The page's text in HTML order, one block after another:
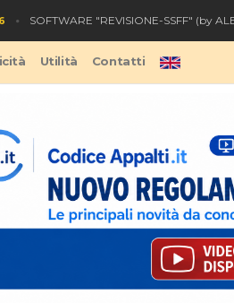
SOFTWARE "REVISIONE-SSFF" (by
Utilità Contatti